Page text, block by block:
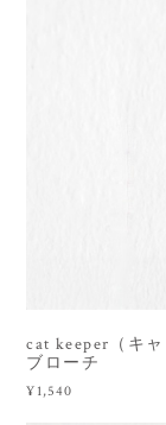
cat keeper（キ
ブローチ
¥1,540